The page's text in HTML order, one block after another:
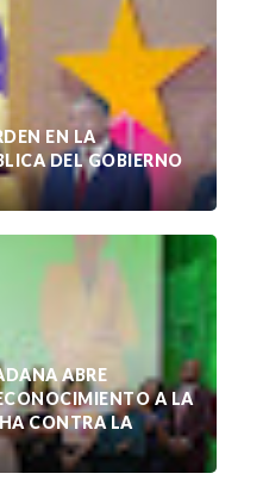
EN LA
DEL GOBIERNO
ABRE
A LA
CONTRA LA